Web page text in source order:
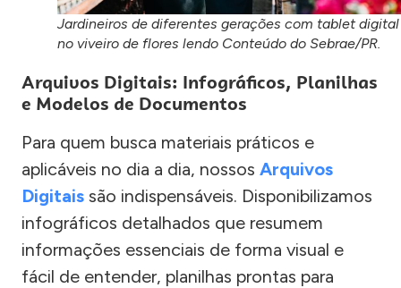
Jardineiros de diferentes gerações com tablet digital
no viveiro de flores lendo Conteúdo do Sebrae/PR.
Arquivos Digitais: Infográficos, Planilhas
e Modelos de Documentos
Para quem busca materiais práticos e
aplicáveis no dia a dia, nossos Arquivos
Digitais são indispensáveis. Disponibilizamos
infográficos detalhados que resumem
informações essenciais de forma visual e
fácil de entender, planilhas prontas para